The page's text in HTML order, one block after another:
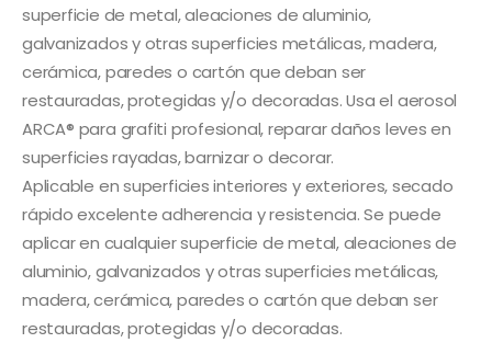
superficie de metal, aleaciones de aluminio,
galvanizados y otras superficies metálicas, madera,
cerámica, paredes o cartón que deban ser
restauradas, protegidas y/o decoradas. Usa el aerosol
ARCA® para grafiti profesional, reparar daños leves en
superficies rayadas, barnizar o decorar.
Aplicable en superficies interiores y exteriores, secado
rápido excelente adherencia y resistencia. Se puede
aplicar en cualquier superficie de metal, aleaciones de
aluminio, galvanizados y otras superficies metálicas,
madera, cerámica, paredes o cartón que deban ser
restauradas, protegidas y/o decoradas.